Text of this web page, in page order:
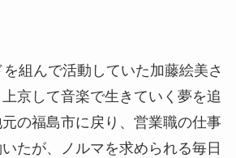
組んで活動していた加藤絵美さ
京して音楽で生きていく夢を追
の福島市に戻り、営業職の仕事
たが、ノルマを求められる毎日